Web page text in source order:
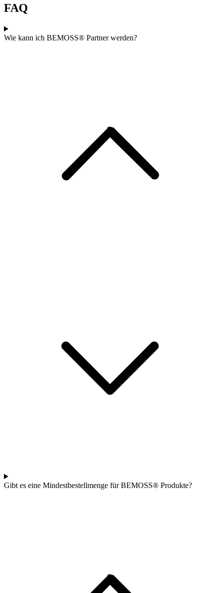
FAQ
Wie kann ich BEMOSS® Partner werden?
Gibt es eine Mindestbestellmenge für BEMOSS® Produkte?